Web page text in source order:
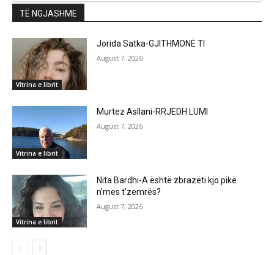
TË NGJASHME
Vitrina e librit
Jorida Satka-GJITHMONË TI
August 7, 2026
Vitrina e librit
Murtez Asllani-RRJEDH LUMI
August 7, 2026
Vitrina e librit
Nita Bardhi-A është zbrazëti kjo pikë
n’mes t’zemrës?
August 7, 2026